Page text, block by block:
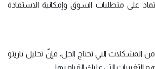
على متطلبات السوق وإمكانية الاستفادة
المشكلات التي تحتاج الحل، فإنّ تحليل باريتو
التي عليك القيام بها.